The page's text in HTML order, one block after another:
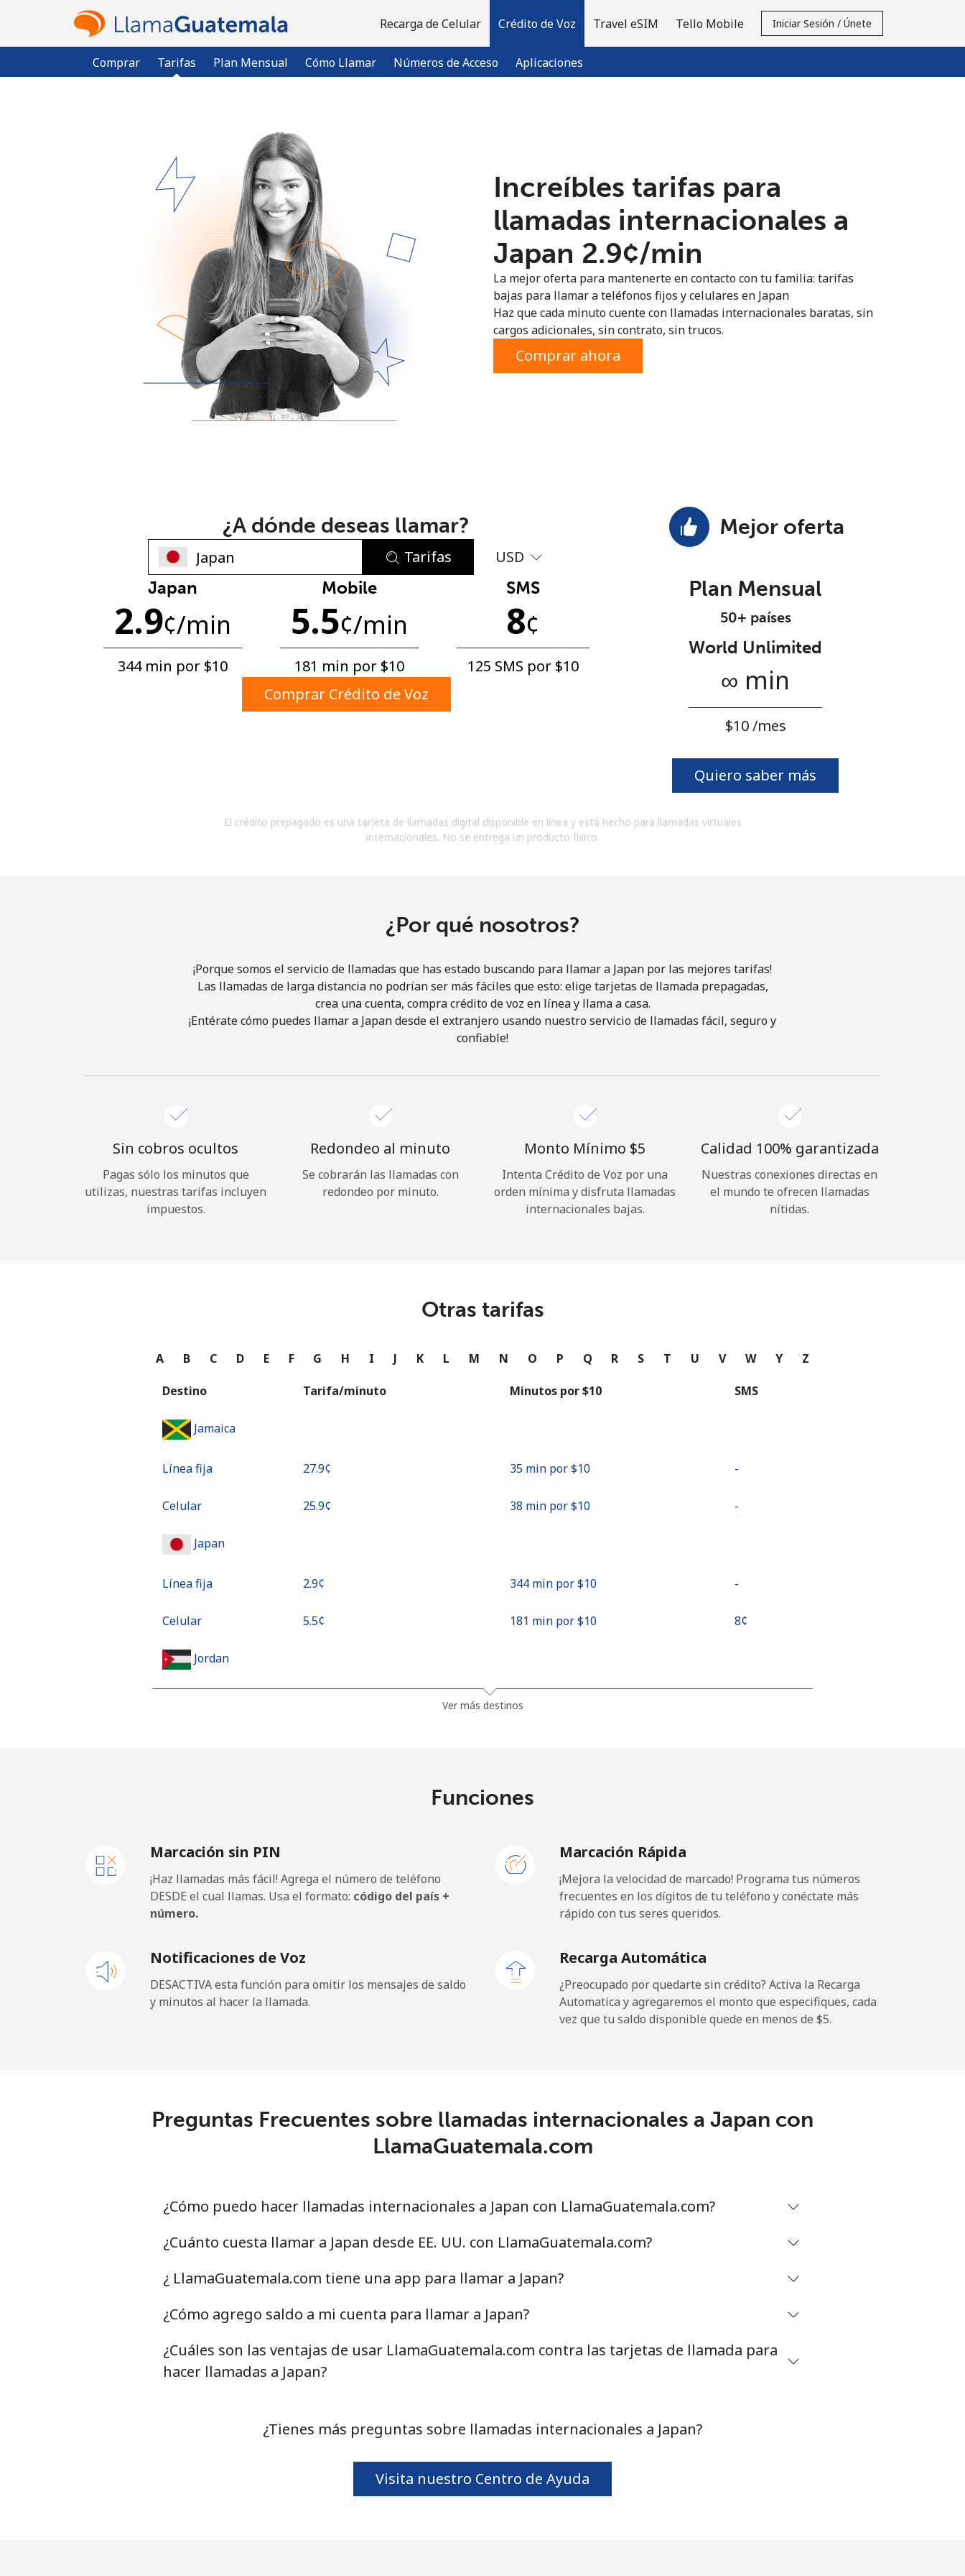
Recarga de Celular Crédito de Voz
Comprar Tarifas Plan Mensual Cómo Llamar Números de Acceso Aplicaciones
Travel eSIM Tello Mobile Iniciar Sesión / Únete
¿Ya tienes una cuenta? Inicia sesión →
Regístrate con
No se ha creado una contraseña
Mínimo 8 caracteres
Una letra mayúscula y una minúscula
Un número
Un caracter especial
Al abrir una cuenta en este sitio web, estoy de
¡Hola!
¿Olvidaste tu contraseña? →
Increíbles tarifas para
llamadas internacionales a
Japan ⁦2.9¢⁩/min
La mejor oferta para mantenerte en contacto con tu familia: tarifas
bajas para llamar a teléfonos fijos y celulares en Japan
Haz que cada minuto cuente con llamadas internacionales baratas, sin
cargos adicionales, sin contrato, sin trucos.
Comprar ahora
¿A dónde deseas llamar?
Tarifas USD
Japan
2.9¢/min
344 min por ⁦$10⁩
Mobile
5.5¢/min
181 min por ⁦$10⁩
SMS
8¢
125 SMS por ⁦$10⁩
Comprar Crédito de Voz
Mejor oferta
Plan Mensual
50+ países
World Unlimited
∞ min
⁦$10⁩ /mes
Quiero saber más
El crédito prepagado es una tarjeta de llamadas digital disponible en línea y está hecho para llamadas virtuales
internacionales. No se entrega un producto físico.
¿Por qué nosotros?
¡Porque somos el servicio de llamadas que has estado buscando para llamar a Japan por las mejores tarifas!
Las llamadas de larga distancia no podrían ser más fáciles que esto: elige tarjetas de llamada prepagadas,
crea una cuenta, compra crédito de voz en línea y llama a casa.
¡Entérate cómo puedes llamar a Japan desde el extranjero usando nuestro servicio de llamadas fácil, seguro y
confiable!
Sin cobros ocultos
Pagas sólo los minutos que
utilizas, nuestras tarifas incluyen
impuestos.
Redondeo al minuto
Se cobrarán las llamadas con
redondeo por minuto.
Monto Mínimo ⁦$5⁩
Intenta Crédito de Voz por una
orden mínima y disfruta llamadas
internacionales bajas.
Calidad 100% garantizada
Nuestras conexiones directas en
el mundo te ofrecen llamadas
nítidas.
Otras tarifas
A B C D E F G H I J K L M N O P Q R S T U V W Y Z
Destino Tarifa/minuto Minutos por ⁦$10⁩ SMS
Jamaica
Línea fija ⁦27.9¢⁩ 35 min por ⁦$10⁩ -
Celular ⁦25.9¢⁩ 38 min por ⁦$10⁩ -
Japan
Línea fija ⁦2.9¢⁩ 344 min por ⁦$10⁩ -
Celular ⁦5.5¢⁩ 181 min por ⁦$10⁩ ⁦8¢⁩
Jordan
Ver más destinos
Funciones
Marcación sin PIN
¡Haz llamadas más fácil! Agrega el número de teléfono
DESDE el cual llamas. Usa el formato: código del país +
número.
Marcación Rápida
¡Mejora la velocidad de marcado! Programa tus números
frecuentes en los dígitos de tu teléfono y conéctate más
rápido con tus seres queridos.
Notificaciones de Voz
DESACTIVA esta función para omitir los mensajes de saldo
y minutos al hacer la llamada.
Recarga Automática
¿Preocupado por quedarte sin crédito? Activa la Recarga
Automatica y agregaremos el monto que especifiques, cada
vez que tu saldo disponible quede en menos de ⁦$5⁩.
Preguntas Frecuentes sobre llamadas internacionales a Japan con
LlamaGuatemala.com
¿Cómo puedo hacer llamadas internacionales a Japan con LlamaGuatemala.com?
¿Cuánto cuesta llamar a Japan desde EE. UU. con LlamaGuatemala.com?
¿ LlamaGuatemala.com tiene una app para llamar a Japan?
¿Cómo agrego saldo a mi cuenta para llamar a Japan?
¿Cuáles son las ventajas de usar LlamaGuatemala.com contra las tarjetas de llamada para
hacer llamadas a Japan?
¿Tienes más preguntas sobre llamadas internacionales a Japan?
Visita nuestro Centro de Ayuda